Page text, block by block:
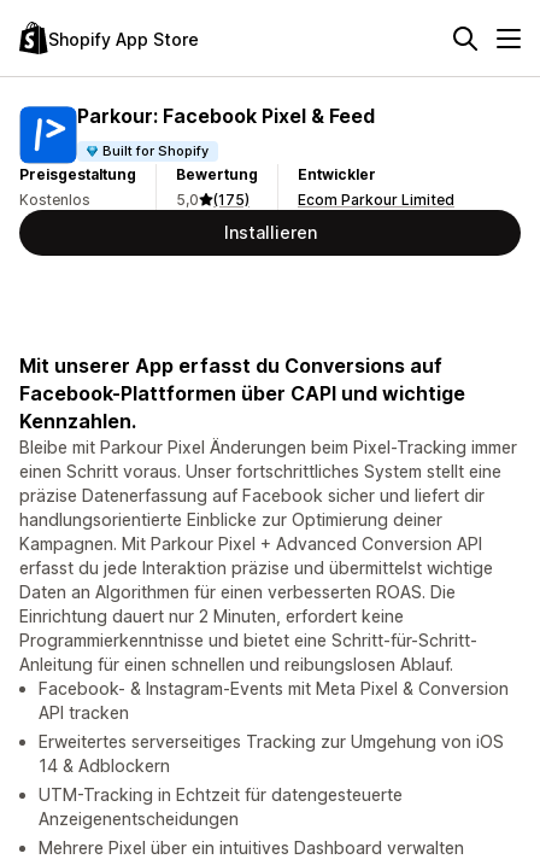
Shopify App Store
Parkour: Facebook Pixel & Feed
Built for Shopify
Preisgestaltung
Kostenlos
Bewertung
5,0
(175)
Entwickler
Ecom Parkour Limited
Installieren
Mit unserer App erfasst du Conversions auf
Facebook-Plattformen über CAPI und wichtige
Kennzahlen.
Bleibe mit Parkour Pixel Änderungen beim Pixel-Tracking immer
einen Schritt voraus. Unser fortschrittliches System stellt eine
präzise Datenerfassung auf Facebook sicher und liefert dir
handlungsorientierte Einblicke zur Optimierung deiner
Kampagnen. Mit Parkour Pixel + Advanced Conversion API
erfasst du jede Interaktion präzise und übermittelst wichtige
Daten an Algorithmen für einen verbesserten ROAS. Die
Einrichtung dauert nur 2 Minuten, erfordert keine
Programmierkenntnisse und bietet eine Schritt-für-Schritt-
Anleitung für einen schnellen und reibungslosen Ablauf.
Facebook- & Instagram-Events mit Meta Pixel & Conversion
API tracken
Erweitertes serverseitiges Tracking zur Umgehung von iOS
14 & Adblockern
UTM-Tracking in Echtzeit für datengesteuerte
Anzeigenentscheidungen
Mehrere Pixel über ein intuitives Dashboard verwalten